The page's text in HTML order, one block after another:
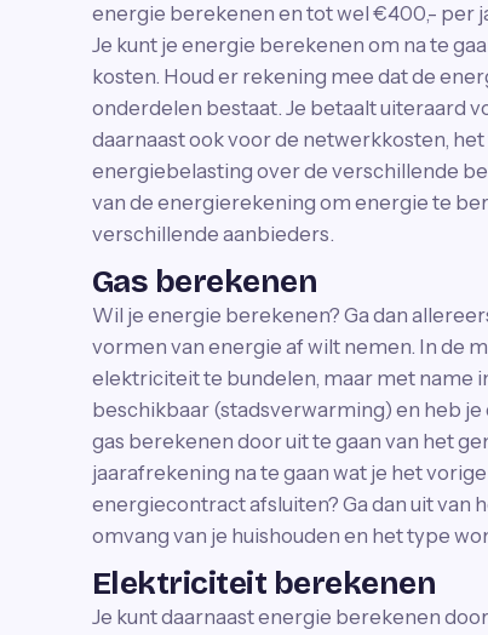
energie berekenen en tot wel €400,- per
Je kunt je energie berekenen om na te
kosten. Houd er rekening mee dat de
onderdelen bestaat. Je betaalt uiteraard
daarnaast ook voor de netwerkkosten,
energiebelasting over de verschillende
van de energierekening om energie te
verschillende aanbieders.
Gas berekenen
Wil je energie berekenen? Ga dan
vormen van energie af wilt nemen. In de
elektriciteit te bundelen, maar met name
beschikbaar (stadsverwarming) en heb
gas berekenen door uit te gaan van het
jaarafrekening na te gaan wat je het
energiecontract afsluiten? Ga dan uit van
omvang van je huishouden en het type
Elektriciteit berekenen
Je kunt daarnaast energie berekenen